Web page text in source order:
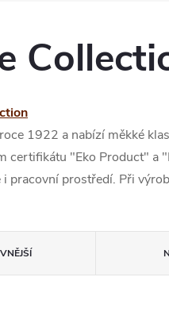
1922 a nabízí měkké
certifikátu "Eko Product"
pracovní prostředí. Při